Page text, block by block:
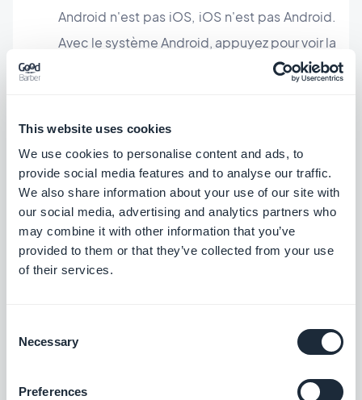
This website uses cookies
We use cookies to personalise content and ads, to
provide social media features and to analyse our traffic.
We also share information about your use of our site with
our social media, advertising and analytics partners who
may combine it with other information that you’ve
provided to them or that they’ve collected from your use
of their services.
Selection
Necessary
Preferences
Android n'est pas iOS, iOS n'est pas Android.
Avec le système Android, appuyez pour voir la
notification, avec le système iOS, faites
notifications push doivent être concises et
précises. Cela rendra votre notification push
immédiatement lisible par l'utilisateur. En règle
générale:
- 60-90 caractères pour Android.
- Pas plus de 120 caractères pour iOS. De cette
De cette façon, votre notification push apparaîtra